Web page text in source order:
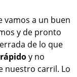
vamos a un buen
y de pronto
de lo que
y no
nuestro carril. Lo